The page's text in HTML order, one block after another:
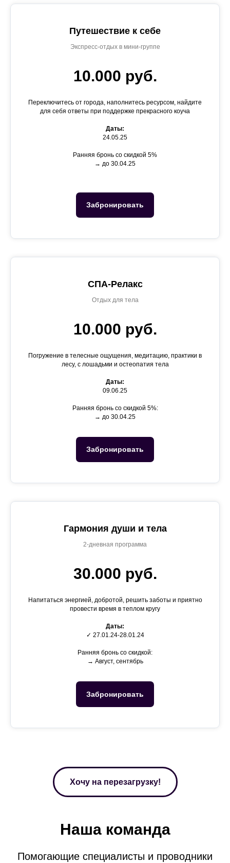
Путешествие к себе
Экспресс-отдых в мини-группе
10.000 руб.
Переключитесь от города, наполнитесь ресурсом, найдите
для себя ответы при поддержке прекрасного коуча
Даты:
24.05.25
Ранняя бронь со скидкой 5%
→ до 30.04.25
Забронировать
СПА-Релакс
Отдых для тела
10.000 руб.
Погружение в телесные ощущения, медитацию, практики в
лесу, с лошадьми и остеопатия тела
Даты:
09.06.25
Ранняя бронь со скидкой 5%:
→ до 30.04.25
Забронировать
Гармония души и тела
2-дневная программа
30.000 руб.
Напитаться энергией, добротой, решить заботы и приятно
провести время в теплом кругу
Даты:
✓ 27.01.24-28.01.24
Ранняя бронь со скидкой:
→ Август, сентябрь
Забронировать
Хочу на перезагрузку!
Наша команда
Помогающие специалисты и проводники